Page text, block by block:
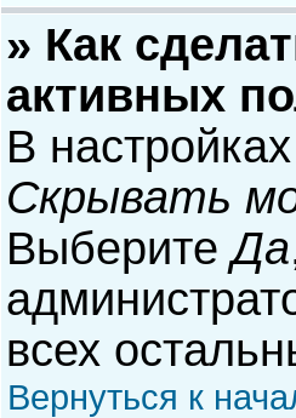
» Как
активных
В
Скрывать
ВыберитеДа
всех
Вернуться к